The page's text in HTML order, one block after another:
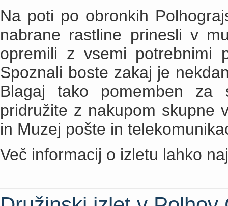
Na poti po obronkih
nabrane rastline prinesli v
opremili z vsemi potrebnimi
Spoznali boste zakaj je
Blagaj tako pomemben za
pridružite z nakupom skupne
in Muzej pošte in
Več informacij o izletu lahko